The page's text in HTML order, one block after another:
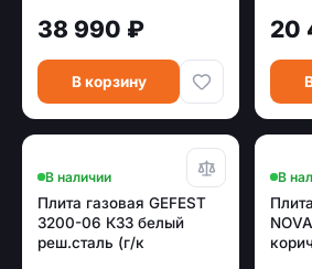
38 990 ₽
В корзину
20
В наличии
Плита газовая GEFEST
3200-06 К33 белый
реш.сталь (г/к
В